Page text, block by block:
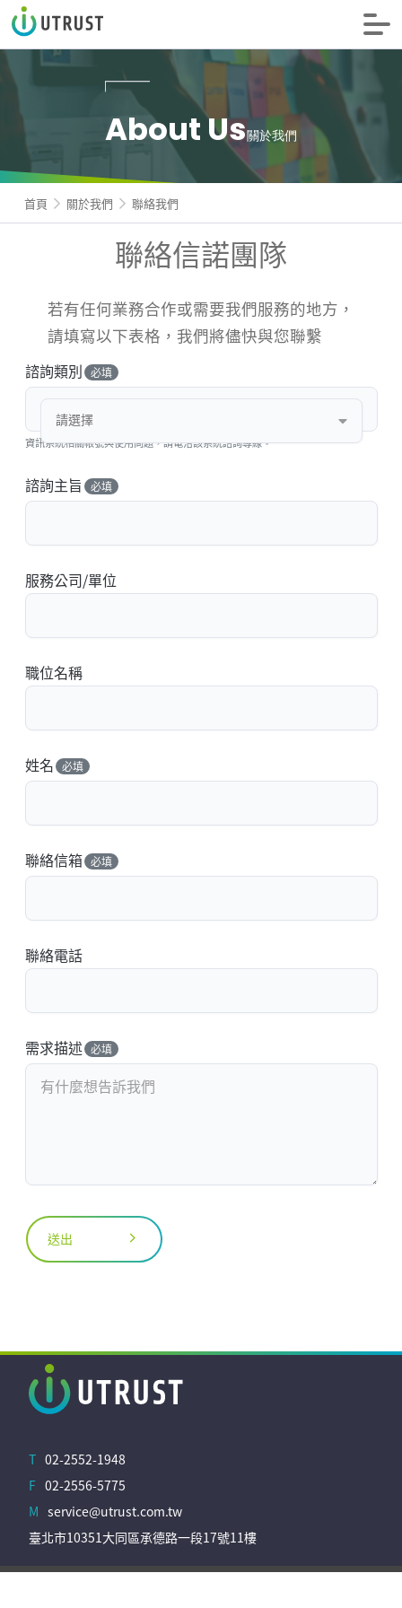
About Us關於我們
首頁 關於我們 聯絡我們
聯絡信諾團隊
若有任何業務合作或需要我們服務的地方，
請填寫以下表格，我們將儘快與您聯繫
諮詢類別 必填
請選擇
資訊系統相關帳號與使用問題，請電洽該系統諮詢專線。
諮詢主旨 必填
服務公司/單位
職位名稱
姓名 必填
聯絡信箱 必填
聯絡電話
需求描述 必填
送出
T 02-2552-1948
F 02-2556-5775
M service@utrust.com.tw
臺北市10351大同區承德路一段17號11樓